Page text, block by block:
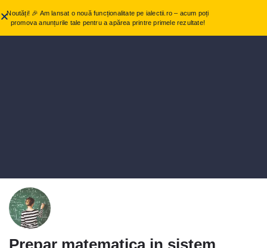
Prepar matematica in sistem
Noutăți! 🎉 Am lansat o nouă funcționalitate pe ialectii.ro – acum poți
promova anunțurile tale pentru a apărea printre primele rezultate!